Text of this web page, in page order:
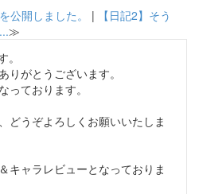
公開しました。 |
【日記2】そう
≫
りがとうございます。
っております。
どうぞよろしくお願いいたしま
キャラレビューとなっておりま